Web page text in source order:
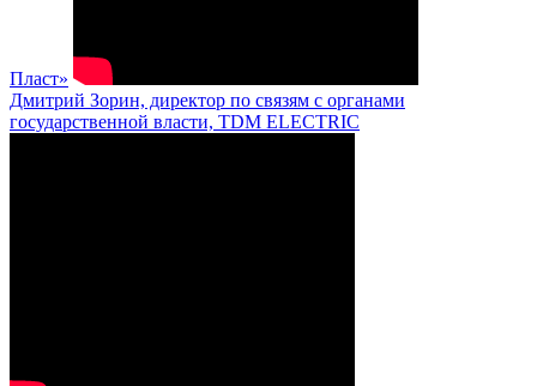
Пласт»
Дмитрий Зорин, директор по связям с органами
государственной власти, TDM ELECTRIC